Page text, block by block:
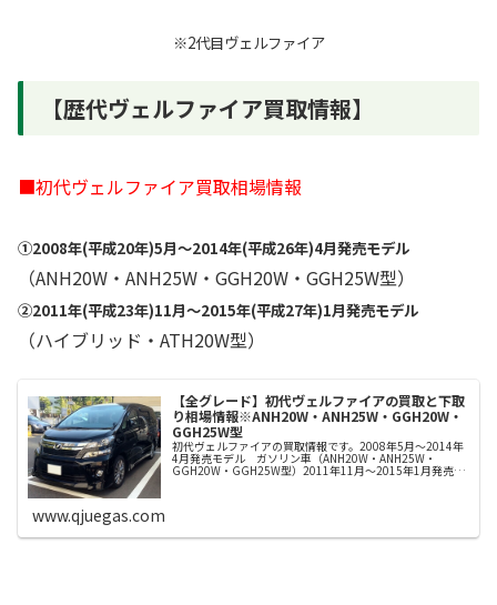
※2代目ヴェルファイア
【歴代ヴェルファイア買取情報】
■初代ヴェルファイア買取相場情報
①2008年(平成20年)5月～2014年(平成26年)4月発売モデル
（ANH20W・ANH25W・GGH20W・GGH25W型）
②2011年(平成23年)11月～2015年(平成27年)1月発売モデル
（ハイブリッド・ATH20W型）
【全グレード】初代ヴェルファイアの買取と下取
り相場情報※ANH20W・ANH25W・GGH20W・
GGH25W型
初代ヴェルファイアの買取情報です。2008年5月～2014年
4月発売モデル ガソリン車（ANH20W・ANH25W・
GGH20W・GGH25W型）2011年11月～2015年1月発売モ
www.qjuegas.com